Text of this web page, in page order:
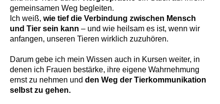
gemeinsamen Weg begleiten.
Ich weiß, wie tief die Verbindung zwischen Mensch
und Tier sein kann – und wie heilsam es ist, wenn wir
anfangen, unseren Tieren wirklich zuzuhören.
Darum gebe ich mein Wissen auch in Kursen weiter, in
denen ich Frauen bestärke, ihre eigene Wahrnehmung
ernst zu nehmen und den Weg der Tierkommunikation
selbst zu gehen.